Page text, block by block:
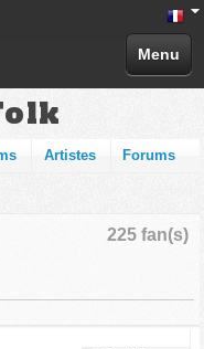
Menu
Artistes Forums
225 fan(s)